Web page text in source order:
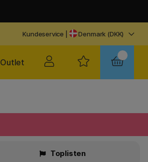
Kundeservice Denmark (DKK)
Outlet
Toplisten